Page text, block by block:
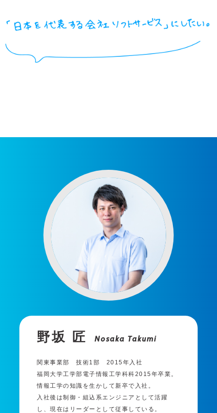
野坂 匠 Nosaka Takumi
関東事業部 技術1部 2015年入社
福岡大学工学部電子情報工学科科2015年卒業。
情報工学の知識を生かして新卒で入社。
入社後は制御・組込系エンジニアとして活躍
し、現在はリーダーとして従事している。